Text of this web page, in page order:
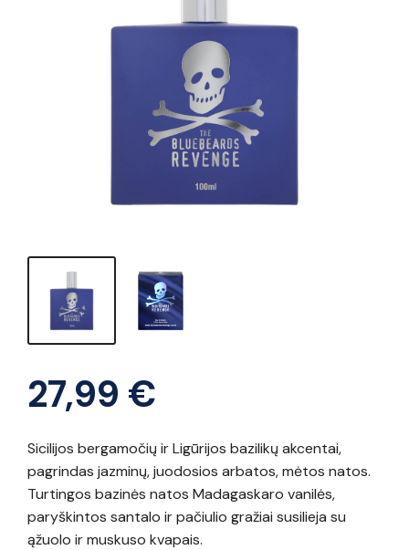
27,99 €
Sicilijos bergamočių ir Ligūrijos bazilikų akcentai,
pagrindas jazminų, juodosios arbatos, mėtos natos.
Turtingos bazinės natos Madagaskaro vanilės,
paryškintos santalo ir pačiulio gražiai susilieja su
ąžuolo ir muskuso kvapais.